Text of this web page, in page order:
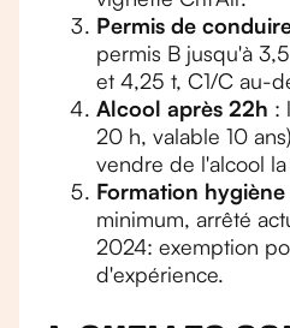
Permis de
permis B jusqu'à
et 4,25 t, C1/C au-
Alcool après 22h :
20 h, valable 10
vendre de l'alcool la
Formation hygiène
minimum, arrêté
2024: exemption
d'expérience.